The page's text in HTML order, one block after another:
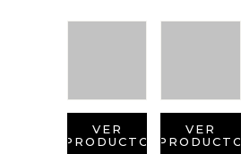
VER
PRODUCTO
VER
PRODUCTO